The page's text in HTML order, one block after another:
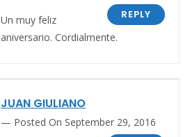
REPLY
Un muy feliz
aniversario. Cordialmente.
JUAN GIULIANO
Posted On September 29, 2016